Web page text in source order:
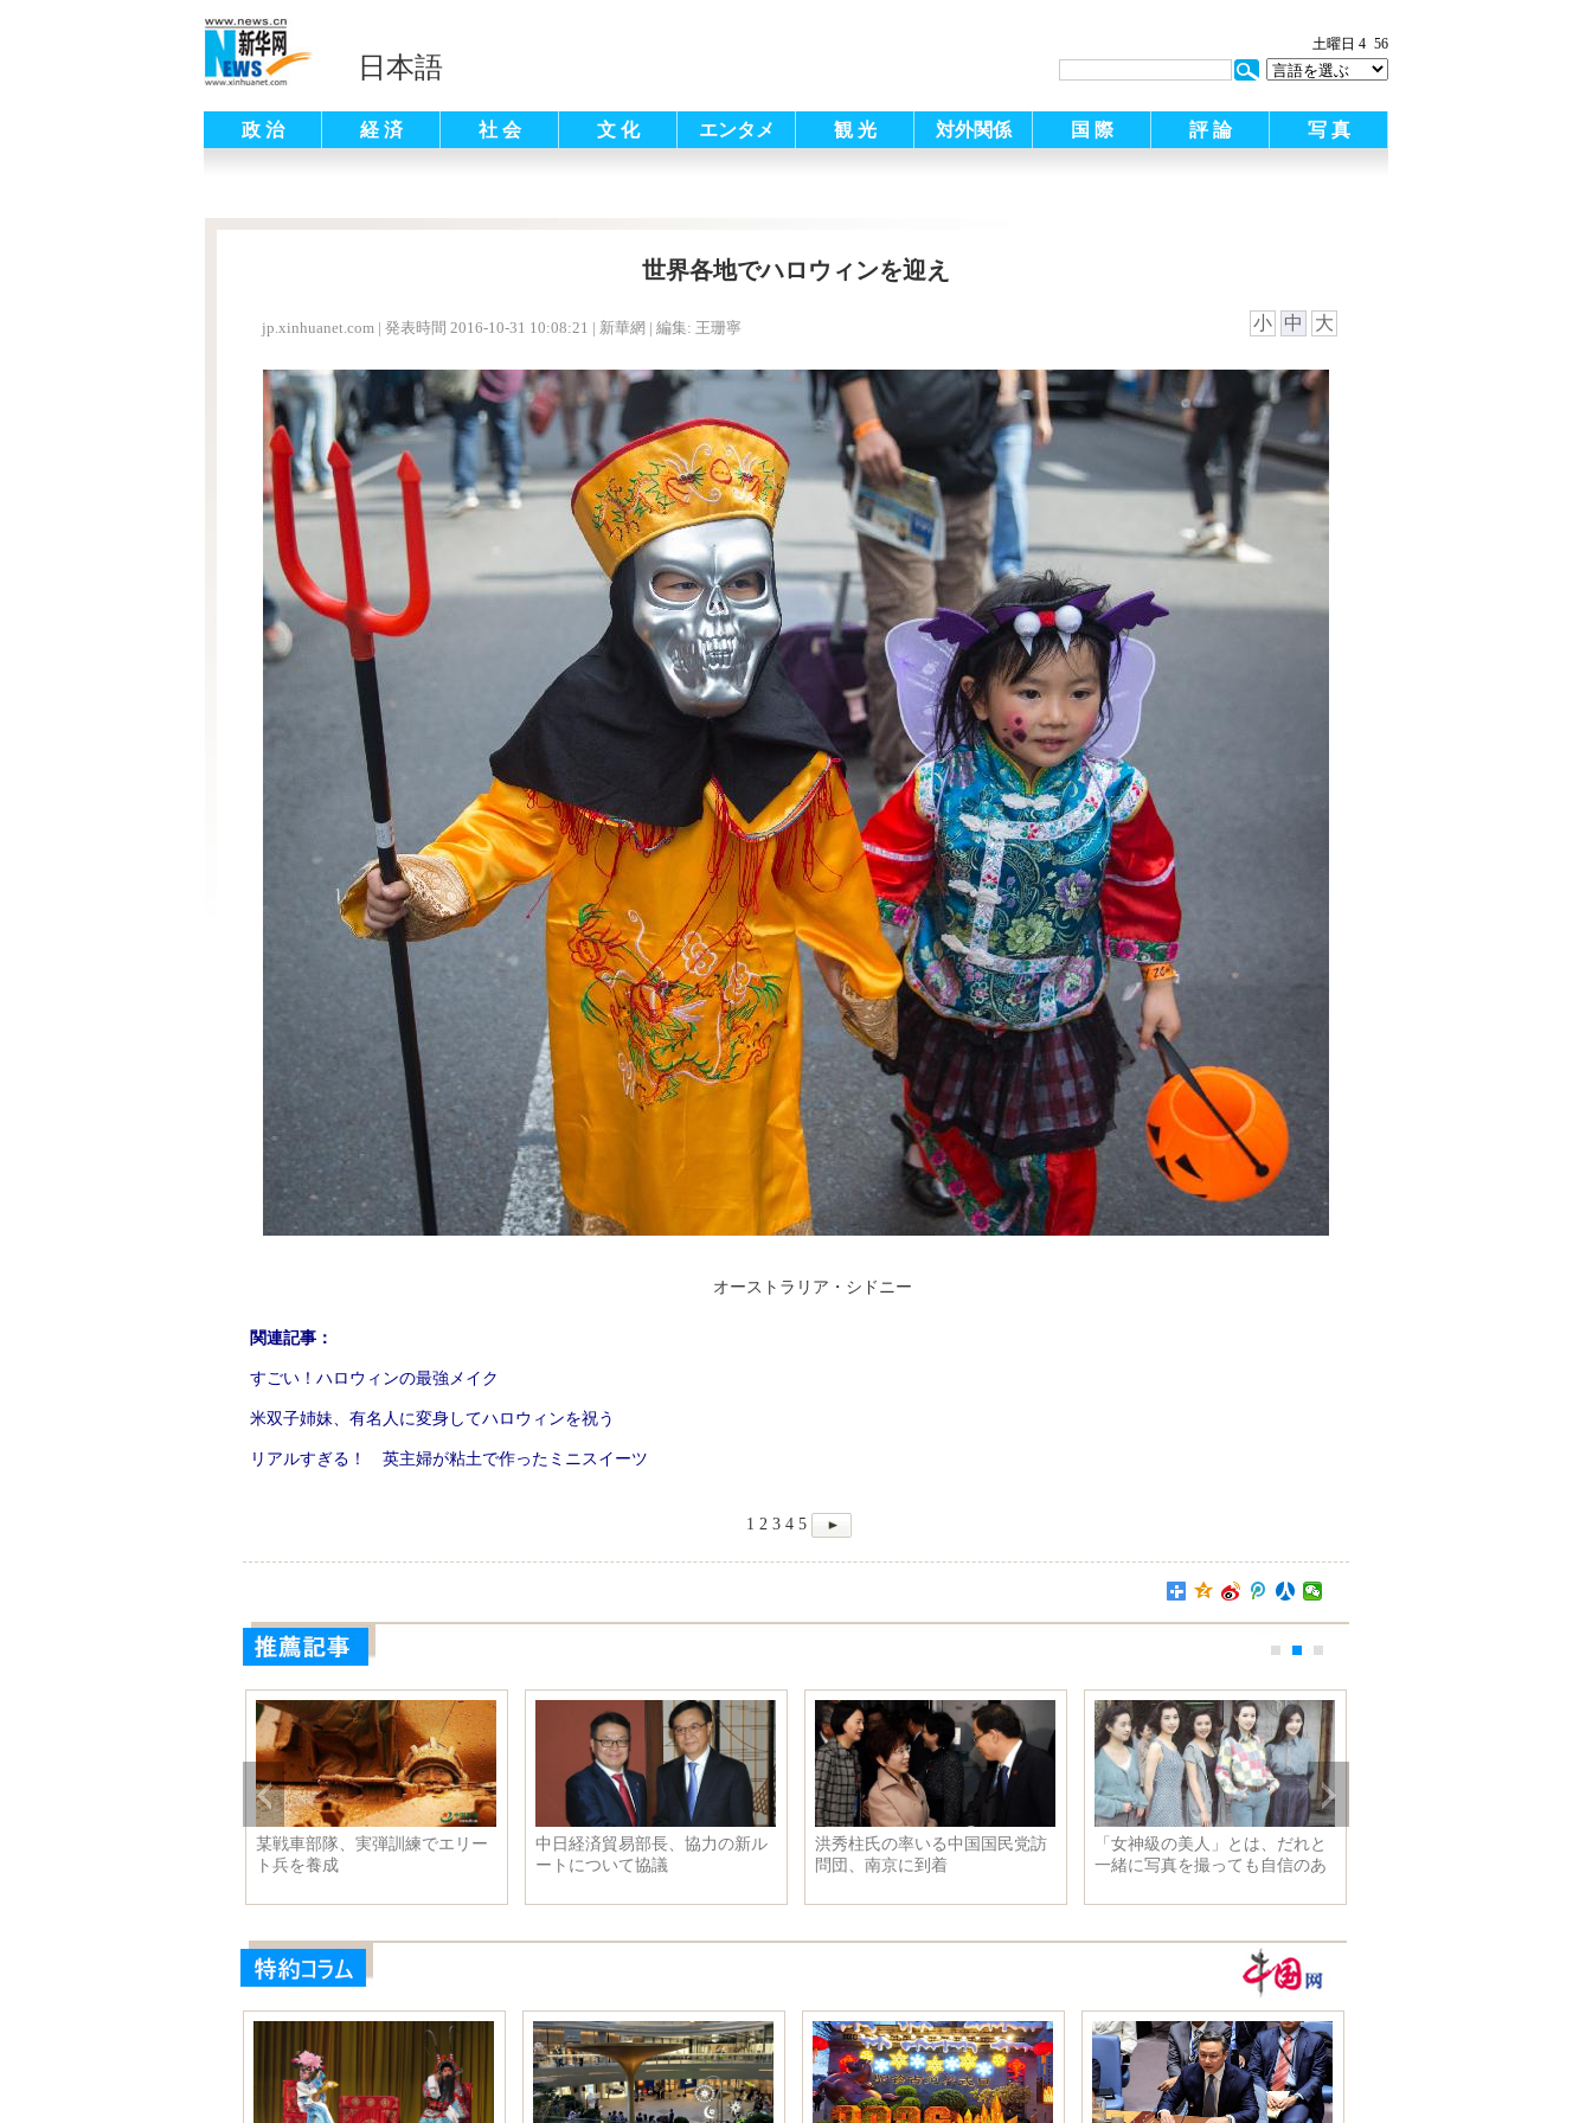
日本語
土曜日 4 56
政 治 経 済 社 会 文 化 エンタメ 観 光 対外関係 国 際 評 論 写 真
世界各地でハロウィンを迎え
jp.xinhuanet.com | 発表時間 2016-10-31 10:08:21 | 新華網 | 編集: 王珊寧 小 中 大
オーストラリア・シドニー
関連記事：
すごい！ハロウィンの最強メイク
米双子姉妹、有名人に変身してハロウィンを祝う
リアルすぎる！ 英主婦が粘土で作ったミニスイーツ
1 2 3 4 5
18歳の少女みたい美魔女ビビア
ン・チェン 本当は42歳？
「世界一セクシーな数学教師」
が写真公開 ネットで注目浴び
韓国は万人民衆が集会し、パ
ク・クネ大統領の退陣を要求
第11回中日韓経済貿易相会合が
東京で開催